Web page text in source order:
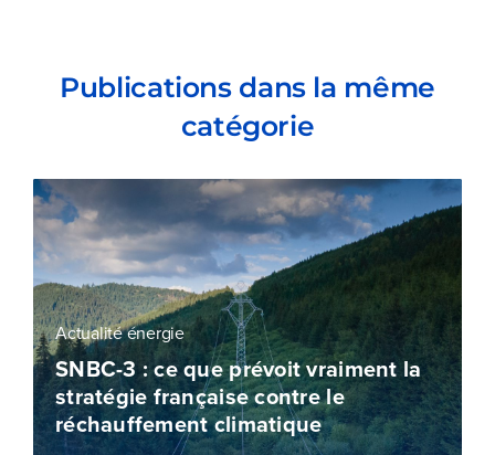
Publications dans la même
catégorie
Actualité énergie
SNBC-3 : ce que prévoit vraiment la
stratégie française contre le
réchauffement climatique